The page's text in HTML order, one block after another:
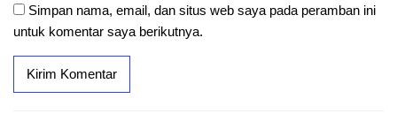
Simpan nama, email, dan situs web saya pada peramban ini
untuk komentar saya berikutnya.